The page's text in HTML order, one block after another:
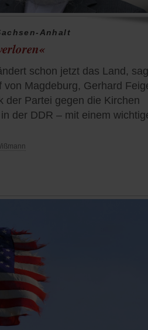
Anhalt
schon jetzt das Land,
von Magdeburg, Gerhard
der Partei gegen die Kirchen
der DDR – mit einem